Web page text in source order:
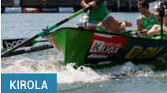
KIROLA